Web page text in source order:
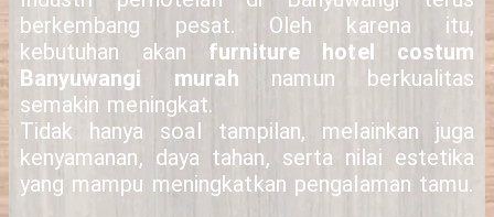
berkembang pesat. Oleh karena itu,
kebutuhan akan furniture hotel costum
Banyuwangi murah namun berkualitas
semakin meningkat.
Tidak hanya soal tampilan, melainkan juga
kenyamanan, daya tahan, serta nilai estetika
yang mampu meningkatkan pengalaman tamu.